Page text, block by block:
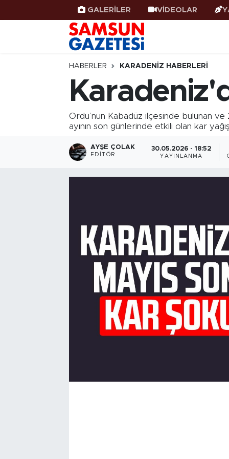
GALERİLER VİDEOLAR
HABERLER KARADENIZ HABERLERI
Ordu’nun Kabadüz ilçesinde bulunan
ayının son günlerinde etkili olan kar
AYŞE ÇOLAK
EDITÖR
30.05.2026 - 18:52
YAYINLANMA
Samsun Haber
Samsunspor
Samsun Rehberi
Resmi İlanlar
Samsun Nöbetçi Eczaneler
Samsun Hava Durumu
SAMSUN Namaz Vakitleri
Samsun Trafik Yoğunluk Haritası
Süper Lig Puan Durumu ve Fikstür